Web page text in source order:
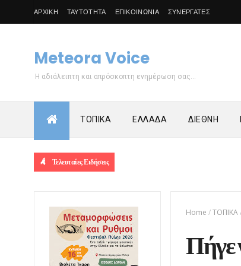
ΑΡΧΙΚΗ ΤΑΥΤΟΤΗΤΑ ΕΠΙΚΟΙΝΩΝΙΑ ΣΥΝΕΡΓΑΤΕΣ
Meteora Voice
Η αδιάλειπτη και απρόσκοπτη ενημέρωση σας...
ΤΟΠΙΚΑ ΕΛΛΑΔΑ ΔΙΕΘΝΗ
Τελευταίες Ειδήσεις
Home /ΤΟΠΙΚΑ
Πήγε